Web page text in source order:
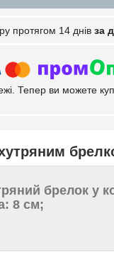
протягом 14 днів за
Тепер ви можете
брелок у
8 см;